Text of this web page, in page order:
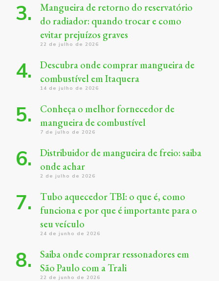
Mangueira de retorno do reservatório
do radiador: quando trocar e como
evitar prejuízos graves
22 de julho de 2026
Descubra onde comprar mangueira de
combustível em Itaquera
14 de julho de 2026
Conheça o melhor fornecedor de
mangueira de combustível
7 de julho de 2026
Distribuidor de mangueira de freio: saiba
onde achar
2 de julho de 2026
Tubo aquecedor TBI: o que é, como
funciona e por que é importante para o
seu veículo
24 de junho de 2026
Saiba onde comprar ressonadores em
São Paulo com a Trali
22 de junho de 2026